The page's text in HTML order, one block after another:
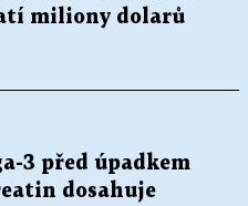
miliony dolarů
3 před úpadkem
dosahuje